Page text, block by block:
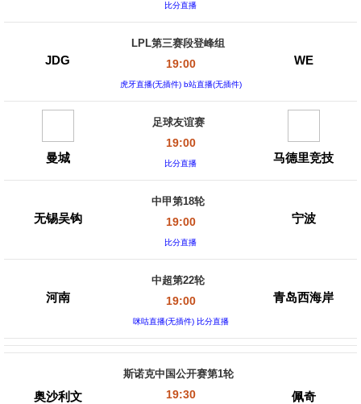
比分直播
JDG
LPL第三赛段登峰组
19:00
虎牙直播(无插件) b站直播(无插件)
WE
曼城
足球友谊赛
19:00
比分直播 马德里竞技
无锡吴钩
中甲第18轮
19:00
比分直播
宁波
河南
中超第22轮
19:00
咪咕直播(无插件) 比分直播
青岛西海岸
奥沙利文
斯诺克中国公开赛第1轮
19:30 佩奇